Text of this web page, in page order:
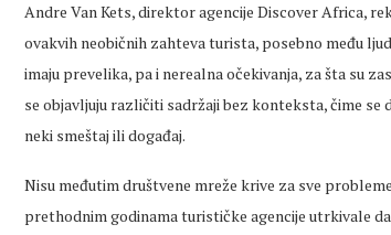
Andre Van Kets, direktor agencije Discover Africa,
ovakvih neobičnih zahteva turista, posebno među
imaju prevelika, pa i nerealna očekivanja, za šta su
se objavljuju različiti sadržaji bez konteksta, čime
neki smeštaj ili događaj.
Nisu međutim društvene mreže krive za sve
prethodnim godinama turističke agencije utrkivale